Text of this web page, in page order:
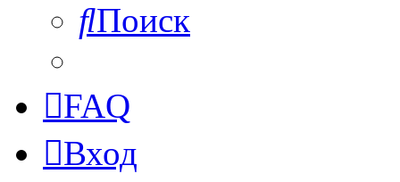
Поиск
FAQ
Вход